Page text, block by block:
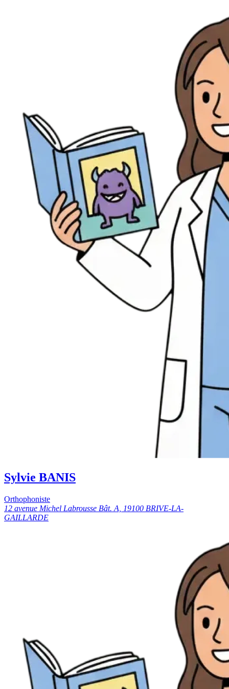
Sylvie BANIS
Orthophoniste
12 avenue Michel Labrousse Bât. A, 19100 BRIVE-LA-
GAILLARDE